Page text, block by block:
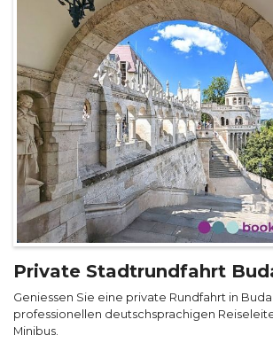
Private Stadtrundfahrt
Geniessen Sie eine private Rundfahrt in
professionellen deutschsprachigen
Minibus.